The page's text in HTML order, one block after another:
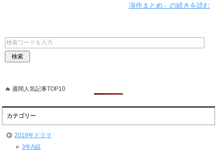
演作まとめ」の続きを読む
🔥 週間人気記事TOP10
カテゴリー
2019年ドラマ
3年A組